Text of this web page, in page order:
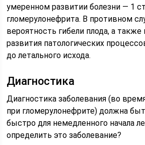
умеренном развитии болезни — 1
гломерулонефрита. В противном
вероятность гибели плода, а
развития патологических
до летального исхода.
Диагностика
Диагностика заболевания (во
при гломерулонефрите) должна
быстро для немедленного начала
определить это заболевание?